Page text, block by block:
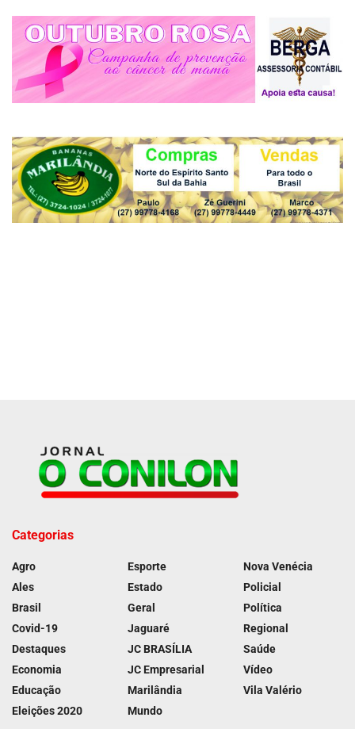
Categorias
Agro
Ales
Brasil
Covid-19
Destaques
Economia
Educação
Eleições 2020
Esporte
Estado
Geral
Jaguaré
JC BRASÍLIA
JC Empresarial
Marilândia
Mundo
Nova Venécia
Policial
Política
Regional
Saúde
Vídeo
Vila Valério